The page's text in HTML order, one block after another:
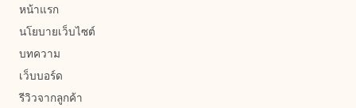
หน้าแรก
นโยบายเว็บไซต์
บทความ
เว็บบอร์ด
รีวิวจากลูกค้า